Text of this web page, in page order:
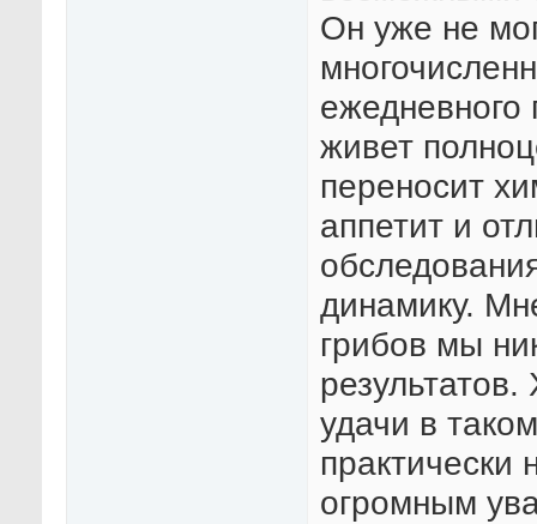
Он уже не
ежедневного
живет
переносит
аппетит и
динамику.
грибов мы
удачи в
огромным